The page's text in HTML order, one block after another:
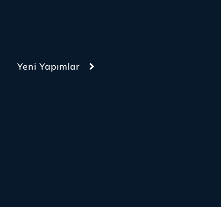
Yeni Yapımlar